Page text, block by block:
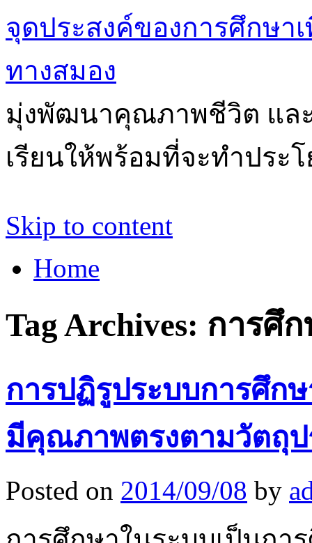
จุดประสงค์ของการศึกษา
ทางสมอง
มุ่งพัฒนาคุณภาพชีวิต แล
เรียนให้พร้อมที่จะทำประ
Skip to content
Home
Tag Archives: การศึ
การปฏิรูประบบการศึก
มีคุณภาพตรงตามวัตถุป
Posted on 2014/09/08 by